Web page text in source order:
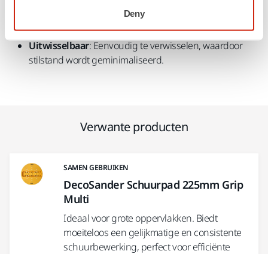
Deny
schuurmateriaal stevig vast, voor betere controle en
Uitwisselbaar: Eenvoudig te verwisselen, waardoor
stilstand wordt geminimaliseerd.
Verwante producten
SAMEN GEBRUIKEN
DecoSander Schuurpad 225mm Grip
Multi
Ideaal voor grote oppervlakken. Biedt
moeiteloos een gelijkmatige en consistente
schuurbewerking, perfect voor efficiënte